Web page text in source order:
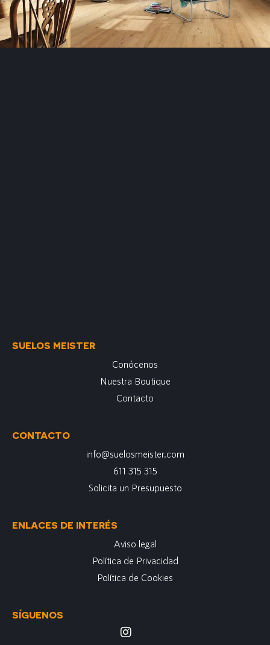
SUELOS MEISTER
Conócenos
Nuestra Boutique
Contacto
CONTACTO
info@suelosmeister.com
611 315 315
Solicita un Presupuesto
ENLACES DE INTERÉS
Aviso legal
Política de Privacidad
Política de Cookies
SÍGUENOS